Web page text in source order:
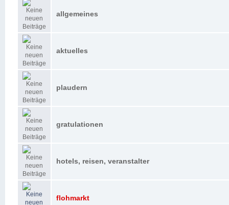
allgemeines
aktuelles
plaudern
gratulationen
hotels, reisen, veranstalter
flohmarkt